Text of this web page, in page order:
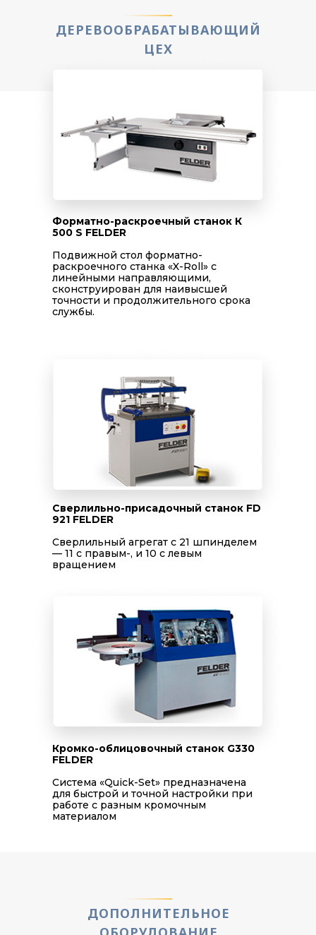
ДЕРЕВООБРАБАТЫВАЮЩИЙ
ЦЕХ
Форматно-раскроечный станок К
500 S FELDER
Подвижной стол форматно-
раскроечного станка «X-Roll» с
линейными направляющими,
сконструирован для наивысшей
точности и продолжительного срока
службы.
Сверлильно-присадочный станок FD
921 FELDER
Сверлильный агрегат с 21 шпинделем
— 11 с правым-, и 10 с левым
вращением
Кромко-облицовочный станок G330
FELDER
Система «Quick-Set» предназначена
для быстрой и точной настройки при
работе с разным кромочным
материалом
ДОПОЛНИТЕЛЬНОЕ